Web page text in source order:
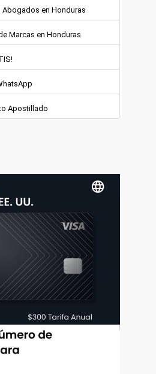
Abogados en Honduras
Marcas en Honduras
Apostillado